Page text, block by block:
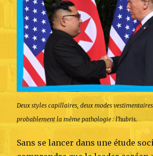
Deux styles capillaires, deux modes
probablement la même pathologie : l’hubris.
Sans se lancer dans une étude